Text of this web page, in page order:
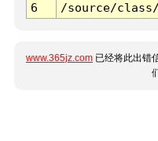
6
/source/
www.365jz.com 已经将此出错